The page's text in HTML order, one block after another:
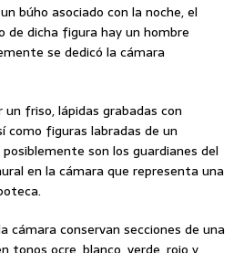
búho asociado con la noche, el
de dicha figura hay un hombre
se dedicó la cámara
friso, lápidas grabadas con
como figuras labradas de un
son los guardianes del
en la cámara que representa una
cámara conservan secciones de una